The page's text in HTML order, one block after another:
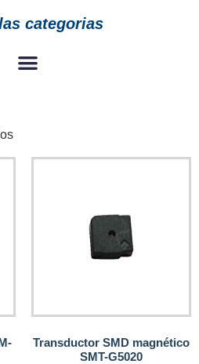
categorias
Transductor SMD magnético
SMT-G5020